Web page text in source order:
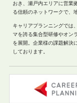
おき、瀬戸内エリアに営業
る信頼のネットワークで、
キャリアプランニングでは
マを誇る集合型研修やオン
を展開。企業様の課題解決
しております。